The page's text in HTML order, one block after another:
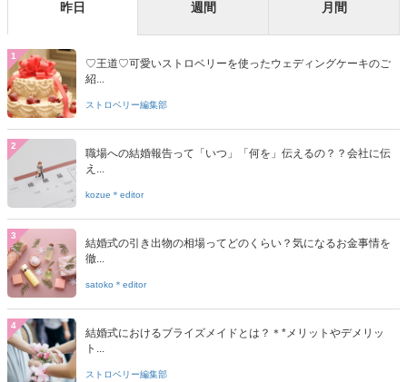
昨日 週間 月間
1
♡王道♡可愛いストロベリーを使ったウェディングケーキのご
紹...
ストロベリー編集部
2
職場への結婚報告って「いつ」「何を」伝えるの？？会社に伝
え...
kozue＊editor
3
結婚式の引き出物の相場ってどのくらい？気になるお金事情を
徹...
satoko＊editor
4
結婚式におけるブライズメイドとは？＊*メリットやデメリッ
ト...
ストロベリー編集部